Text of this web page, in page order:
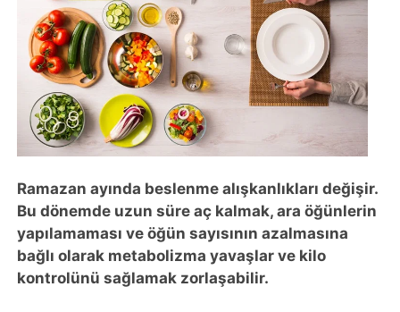
Ramazan ayında beslenme alışkanlıkları değişir.
Bu dönemde uzun süre aç kalmak, ara öğünlerin
yapılamaması ve öğün sayısının azalmasına
bağlı olarak metabolizma yavaşlar ve kilo
kontrolünü sağlamak zorlaşabilir.